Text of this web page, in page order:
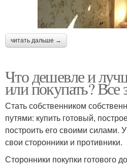
читать дальше →
Что дешевле и
или покупать? Все
Стать собственником
путями: купить готовый,
построить его своими силами.
свои сторонники и противники.
Сторонники покупки готового